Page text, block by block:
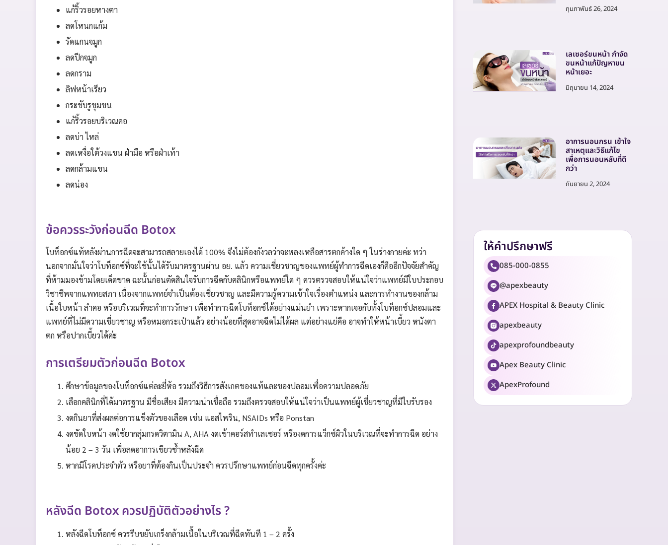
แก้ริ้วรอยหางตา
ลดโหนกแก้ม
รัดแกนจมูก
ลดปีกจมูก
ลดกราม
ลิฟหน้าเรียว
กระชับรูขุมขน
แก้ริ้วรอยบริเวณคอ
ลดบ่า ไหล่
ลดเหงื่อใต้วงแขน ฝ่ามือ หรือฝ่าเท้า
ลดกล้ามแขน
ลดน่อง
ข้อควรระวังก่อนฉีด Botox
โบท็อกซ์แท้หลังผ่านการฉีดจะสามารถสลายเองได้ 100% จึงไม่ต้องกังวลว่าจะหลงเหลือสารตกค้างใด ๆ ในร่างกายค่ะ ทว่า
นอกจากมั่นใจว่าโบท็อกซ์ที่จะใช้นั้นได้รับมาตรฐานผ่าน อย. แล้ว ความเชี่ยวชาญของแพทย์ผู้ทำการฉีดเองก็คืออีกปัจจัยสำคัญ
ที่ห้ามมองข้ามโดยเด็ดขาด ฉะนั้นก่อนตัดสินใจรับการฉีดกับคลินิกหรือแพทย์ใด ๆ ควรตรวจสอบให้แน่ใจว่าแพทย์มีใบประกอบ
วิชาชีพจากแพทยสภา เนื่องจากแพทย์จำเป็นต้องเชี่ยวชาญ และมีความรู้ความเข้าใจเรื่องตำแหน่ง และการทำงานของกล้าม
เนื้อใบหน้า ลำคอ หรือบริเวณที่จะทำการรักษา เพื่อทำการฉีดโบท็อกซ์ได้อย่างแม่นยำ เพราะหากเจอกับทั้งโบท็อกซ์ปลอมและ
แพทย์ที่ไม่มีความเชี่ยวชาญ หรือหมอกระเป๋าแล้ว อย่างน้อยที่สุดอาจฉีดไม่ได้ผล แต่อย่างแย่คือ อาจทำให้หน้าเบี้ยว หนังตา
ตก หรือปากเบี้ยวได้ค่ะ
การเตรียมตัวก่อนฉีด Botox
ศึกษาข้อมูลของโบท็อกซ์แต่ละยี่ห้อ รวมถึงวิธีการสังเกตของแท้และของปลอมเพื่อความปลอดภัย
เลือกคลินิกที่ได้มาตรฐาน มีชื่อเสียง มีความน่าเชื่อถือ รวมถึงตรวจสอบให้แน่ใจว่าเป็นแพทย์ผู้เชี่ยวชาญที่มีใบรับรอง
งดกินยาที่ส่งผลต่อการแข็งตัวของเลือด เช่น แอสไพริน, NSAIDs หรือ Ponstan
งดขัดใบหน้า งดใช้ยากลุ่มกรดวิตามิน A, AHA งดเข้าคอร์สทำเลเซอร์ หรืองดการแว็กซ์ผิวในบริเวณที่จะทำการฉีด อย่าง
น้อย 2 – 3 วัน เพื่อลดอาการเขียวช้ำหลังฉีด
หากมีโรคประจำตัว หรือยาที่ต้องกินเป็นประจำ ควรปรึกษาแพทย์ก่อนฉีดทุกครั้งค่ะ
หลังฉีด Botox ควรปฏิบัติตัวอย่างไร ?
หลังฉีดโบท็อกซ์ ควรรีบขยับเกร็งกล้ามเนื้อในบริเวณที่ฉีดทันที 1 – 2 ครั้ง
กุมภาพันธ์ 26, 2024
เลเซอร์ขนหน้า กำจัด
ขนหน้าแก้ปัญหาขน
หน้าเยอะ
มิถุนายน 14, 2024
อาการนอนกรน เข้าใจ
สาเหตุและวิธีแก้ไข
เพื่อการนอนหลับที่ดี
กว่า
กันยายน 2, 2024
ให้คำปรึกษาฟรี
085-000-0855
@apexbeauty
APEX Hospital & Beauty Clinic
apexbeauty
apexprofoundbeauty
Apex Beauty Clinic
ApexProfound